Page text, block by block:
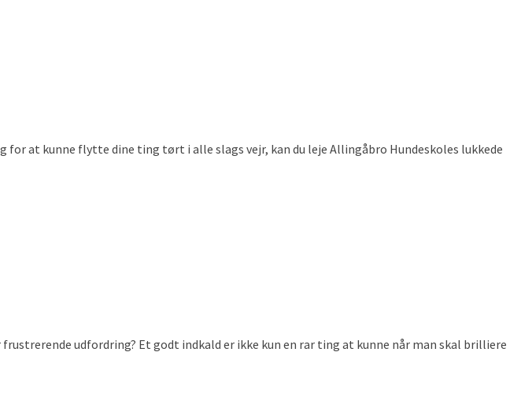
at kunne flytte dine ting tørt i alle slags vejr, kan du leje Allingåbro Hundeskoles lukkede
udfordring? Et godt indkald er ikke kun en rar ting at kunne når man skal brilliere